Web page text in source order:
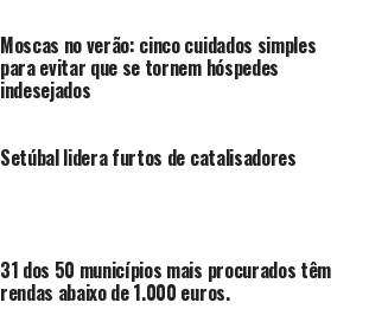
Moscas no verão: cinco cuidados simples
para evitar que se tornem hóspedes
indesejados
Setúbal lidera furtos de catalisadores
31 dos 50 municípios mais procurados têm
rendas abaixo de 1.000 euros.